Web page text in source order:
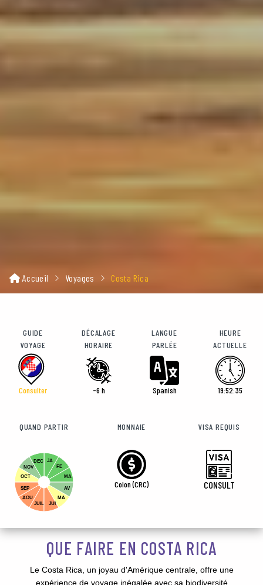
Accueil Voyages Costa Rica
GUIDE
VOYAGE
Consulter
DÉCALAGE
HORAIRE
-6 h
LANGUE
PARLÉE
Spanish
HEURE
ACTUELLE
19:52:37
QUAND PARTIR
JA
FE
MA
AV
MA
DEC
NOV
OCT
SEP
AOU
JUIL
JUI
MONNAIE
Colon (CRC)
VISA REQUIS
CONSULT
QUE FAIRE EN COSTA RICA
Le Costa Rica, un joyau d'Amérique centrale, offre une
expérience de voyage inégalée avec sa biodiversité